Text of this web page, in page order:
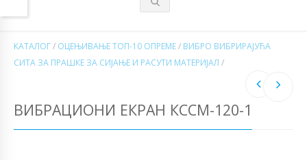
КАТАЛОГ/ ОЦЕЊИВАЊЕ ТОП-10 ОПРЕМЕ/ ВИБРО ВИБРИРАЈУЋА
СИТА ЗА ПРАШКЕ ЗА СИЈАЊЕ И РАСУТИ МАТЕРИЈАЛ /
ВИБРАЦИОНИ ЕКРАН КССМ-120-1